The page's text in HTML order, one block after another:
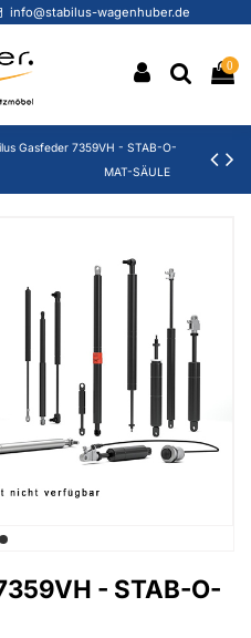
info@stabilus-wagenhuber.de
0
Gasfeder 7359VH - STAB-O-
MAT-SÄULE
- STAB-O-